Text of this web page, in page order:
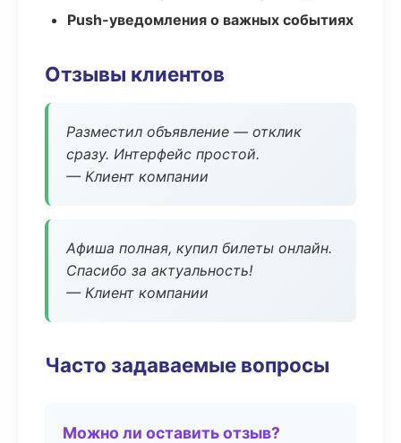
Push-уведомления о важных событиях
Отзывы клиентов
Разместил объявление — отклик
сразу. Интерфейс простой.
— Клиент компании
Афиша полная, купил билеты онлайн.
Спасибо за актуальность!
— Клиент компании
Часто задаваемые вопросы
Можно ли оставить отзыв?